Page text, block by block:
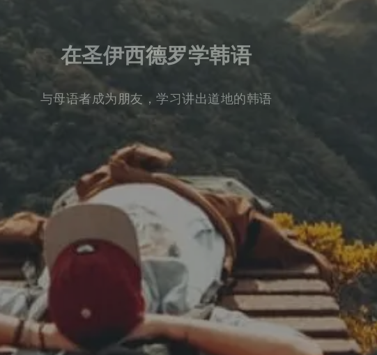
在圣伊西德罗学韩语
与母语者成为朋友，学习讲出道地的韩语